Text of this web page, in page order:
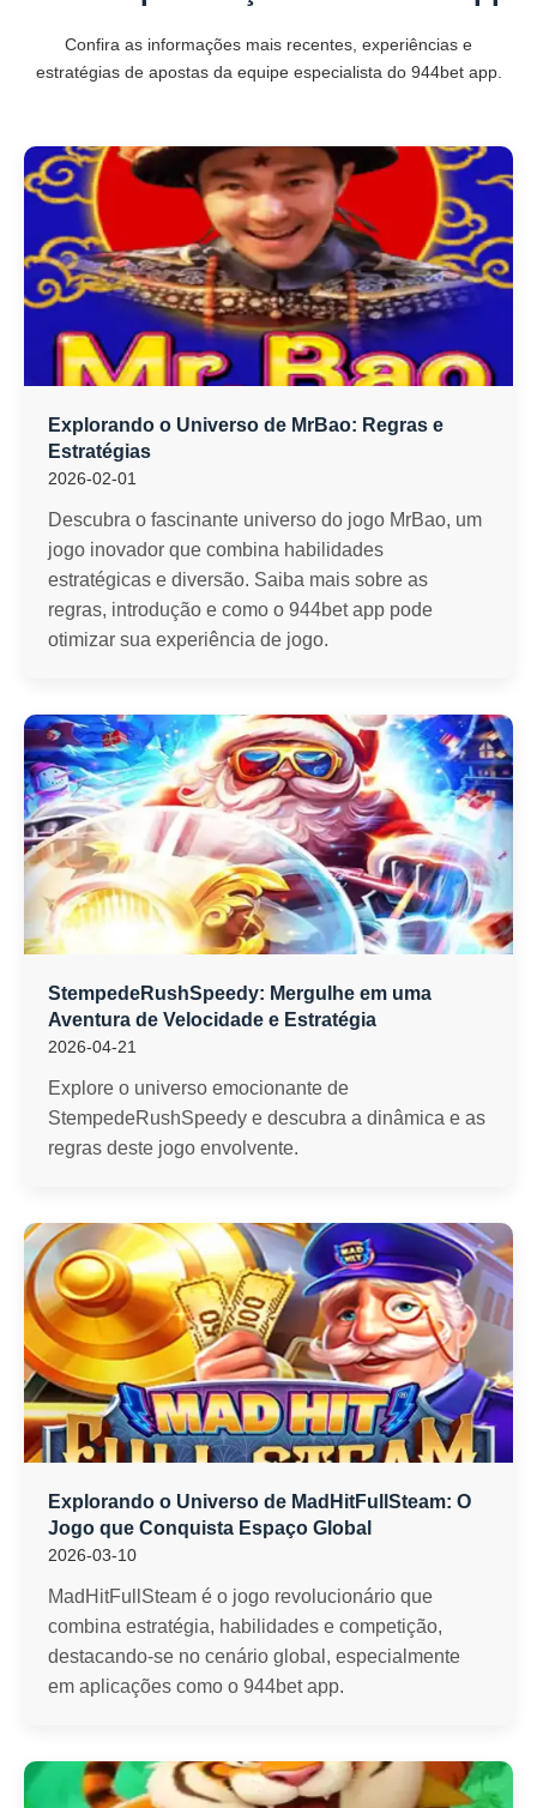
Confira as informações mais recentes, experiências e
estratégias de apostas da equipe especialista do 944bet app.
Explorando o Universo de MrBao: Regras e
Estratégias
2026-02-01
Descubra o fascinante universo do jogo MrBao, um
jogo inovador que combina habilidades
estratégicas e diversão. Saiba mais sobre as
regras, introdução e como o 944bet app pode
otimizar sua experiência de jogo.
StempedeRushSpeedy: Mergulhe em uma
Aventura de Velocidade e Estratégia
2026-04-21
Explore o universo emocionante de
StempedeRushSpeedy e descubra a dinâmica e as
regras deste jogo envolvente.
Explorando o Universo de MadHitFullSteam: O
Jogo que Conquista Espaço Global
2026-03-10
MadHitFullSteam é o jogo revolucionário que
combina estratégia, habilidades e competição,
destacando-se no cenário global, especialmente
em aplicações como o 944bet app.